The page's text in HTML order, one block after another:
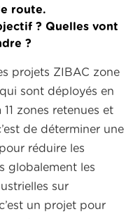
route.
? Quelles vont
?
projets ZIBAC zone
sont déployés en
11 zones retenues et
de déterminer une
réduire les
globalement les
sur
un projet pour